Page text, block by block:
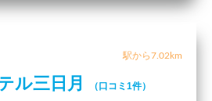
駅から7.02km
ル三日月 （口コミ1件）